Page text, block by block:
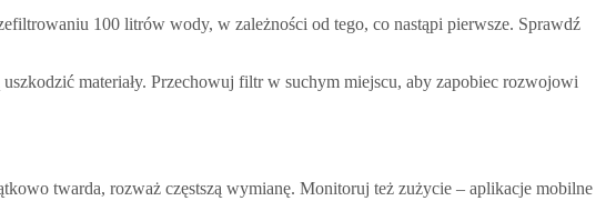
100 litrów wody, w zależności od tego, co nastąpi pierwsze. Sprawdź
materiały. Przechowuj filtr w suchym miejscu, aby zapobiec rozwojowi
twarda, rozważ częstszą wymianę. Monitoruj też zużycie – aplikacje mobilne